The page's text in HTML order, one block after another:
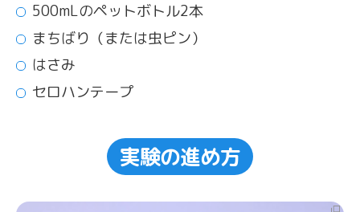
500mLのペットボトル2本
まちばり（または虫ピン）
はさみ
セロハンテープ
実験の進め方